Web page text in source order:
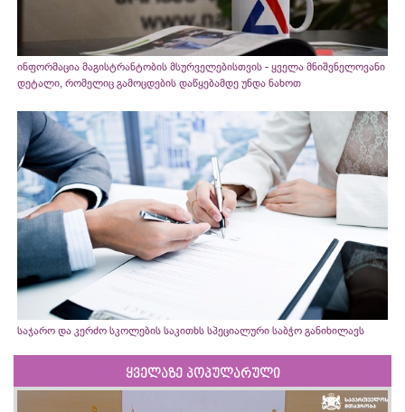
ინფორმაცია მაგისტრანტობის მსურველებისთვის - ყველა მნიშვნელოვანი
დეტალი, რომელიც გამოცდების დაწყებამდე უნდა ნახოთ
საჯარო და კერძო სკოლების საკითხს სპეციალური საბჭო განიხილავს
ყველაზე პოპულარული